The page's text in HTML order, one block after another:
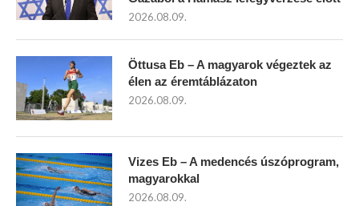
2026.08.09.
Öttusa Eb – A magyarok végeztek az
élen az éremtáblázaton
2026.08.09.
Vizes Eb – A medencés úszóprogram,
magyarokkal
2026.08.09.